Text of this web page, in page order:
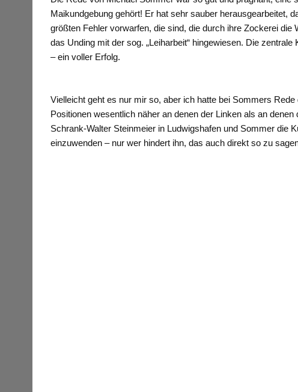
Maikundgebung gehört! Er hat sehr sauber herausgearbeitet,
größten Fehler vorwarfen, die sind, die durch ihre Zockerei
das Unding mit der sog. „Leiharbeit“ hingewiesen. Die
– ein voller Erfolg.
Vielleicht geht es nur mir so, aber ich hatte bei Sommers
Positionen wesentlich näher an denen der Linken als an
Schrank-Walter Steinmeier in Ludwigshafen und Sommer die
einzuwenden – nur wer hindert ihn, das auch direkt so zu